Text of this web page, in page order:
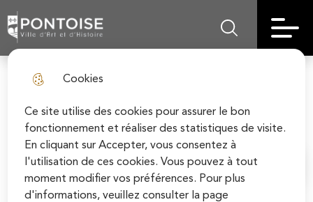
Cookies
Ce site utilise des cookies pour assurer le bon
fonctionnement et réaliser des statistiques de visite.
En cliquant sur Accepter, vous consentez à
l'utilisation de ces cookies. Vous pouvez à tout
moment modifier vos préférences. Pour plus
d'informations, veuillez consulter la page
to
menu
Skip to
search
Skip to
site map
Pontoise | Ville d'art et d'histoireMenu principalRechercher sur
villages fleuris"